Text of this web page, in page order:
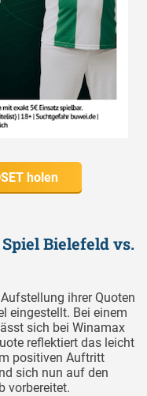
holen
Bielefeld vs.
ihrer Quoten
eingestellt. Bei einem
sich bei Winamax
reflektiert das leicht
positiven Auftritt
sich nun auf den
vorbereitet.